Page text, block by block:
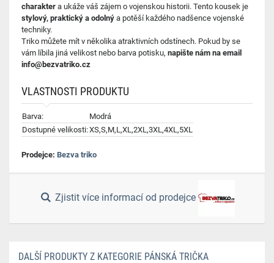
charakter a ukáže váš zájem o vojenskou historii. Tento kousek je
stylový, praktický a odolný a potěší každého nadšence vojenské
techniky.
Triko můžete mít v několika atraktivních odstínech. Pokud by se
vám líbila jiná velikost nebo barva potisku, napište nám na email
info@bezvatriko.cz
VLASTNOSTI PRODUKTU
Barva:
Modrá
Dostupné velikosti:XS,S,M,L,XL,2XL,3XL,4XL,5XL
Prodejce: Bezva triko
Zjistit více informací od prodejce
DALŠÍ PRODUKTY Z KATEGORIE PÁNSKÁ TRIČKA